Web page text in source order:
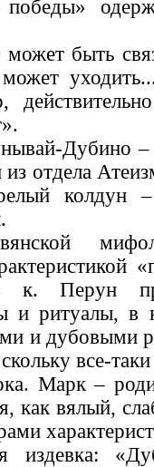
быть
Дубино –
отдела
к. Перун
и ритуалы, в
и дубовыми
все-
Марк –
как вялый,